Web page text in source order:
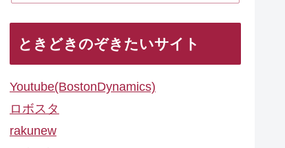
ときどきのぞきたいサイト
Youtube(BostonDynamics)
ロボスタ
rakunew